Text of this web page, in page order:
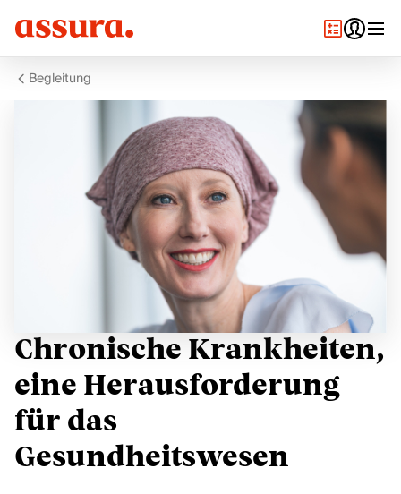
Begleitung
Chronische Krankheiten,
eine Herausforderung
für das
Gesundheitswesen